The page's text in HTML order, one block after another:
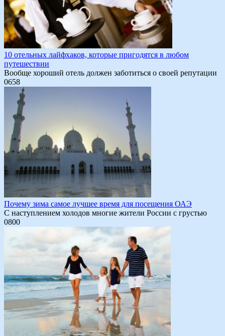
10 отельных лайфхаков, которые пригодятся в любом
путешествии
Вообще хороший отель должен заботиться о своей репутации
0658
Почему зима самое лучшее время для посещения ОАЭ
С наступлением холодов многие жители России с грустью
0800